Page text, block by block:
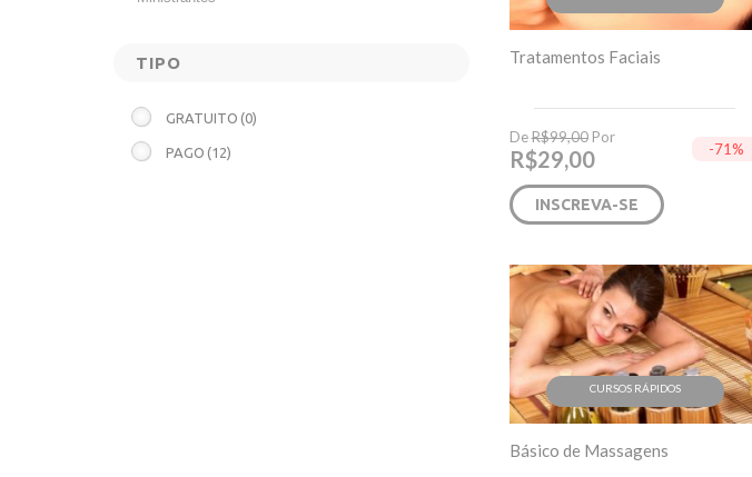
TIPO
GRATUITO (0)
PAGO (12)
Tratamentos Faciais
DeR$99,00Por
R$29,00 -71%
INSCREVA-SE
CURSOS RÁPIDOS
Básico de Massagens